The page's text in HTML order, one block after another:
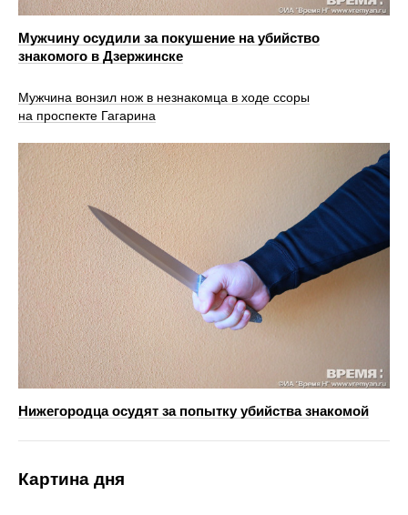
Мужчину осудили за покушение на убийство
знакомого в Дзержинске
Мужчина вонзил нож в незнакомца в ходе ссоры
на проспекте Гагарина
Нижегородца осудят за попытку убийства знакомой
Картина дня